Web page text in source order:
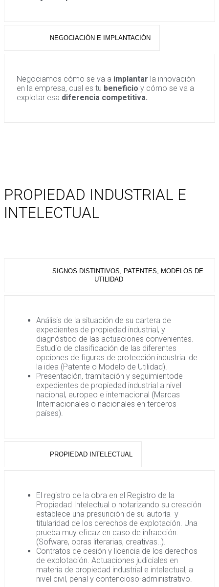
NEGOCIACIÓN E IMPLANTACIÓN
Negociamos cómo se va a implantar la innovación
en la empresa, cual es tu beneficio y cómo se va a
explotar esa diferencia competitiva.
PROPIEDAD INDUSTRIAL E
INTELECTUAL
SIGNOS DISTINTIVOS, PATENTES, MODELOS DE
UTILIDAD
Análisis de la situación de su cartera de
expedientes de propiedad industrial, y
diagnóstico de las actuaciones convenientes.
Estudio de clasificación de las diferentes
opciones de figuras de protección industrial de
la idea (Patente o Modelo de Utilidad).
Presentación, tramitación y seguimientode
expedientes de propiedad industrial a nivel
nacional, europeo e internacional (Marcas
Internacionales o nacionales en terceros
países).
PROPIEDAD INTELECTUAL
El registro de la obra en el Registro de la
Propiedad Intelectual o notarizando su creación
establece una presunción de su autoría y
titularidad de los derechos de explotación. Una
prueba muy eficaz en caso de infracción.
(Sofware, obras literarias, creativas..).
Contratos de cesión y licencia de los derechos
de explotación. Actuaciones judiciales en
materia de propiedad industrial e intelectual, a
nivel civil, penal y contencioso-administrativo.